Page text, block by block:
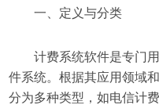
一、定义与分类
计费系统软件是专门用
件系统。根据其应用领域
分为多种类型，如电信计